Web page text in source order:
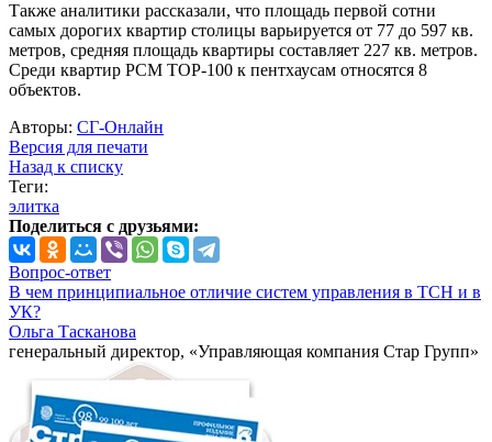
Также аналитики рассказали, что площадь первой сотни
самых дорогих квартир столицы варьируется от 77 до 597 кв.
метров, средняя площадь квартиры составляет 227 кв. метров.
Среди квартир PCM TOP-100 к пентхаусам относятся 8
объектов.
Авторы: СГ-Онлайн
Версия для печати
Назад к списку
Теги:
элитка
Поделиться с друзьями:
Вопрос-ответ
В чем принципиальное отличие систем управления в ТСН и в
УК?
Ольга Тасканова
генеральный директор, «Управляющая компания Стар Групп»